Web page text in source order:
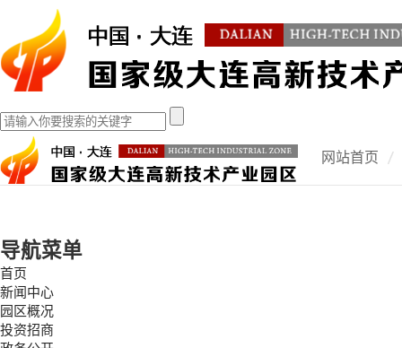
网站首页
导航菜单
首页
新闻中心
园区概况
投资招商